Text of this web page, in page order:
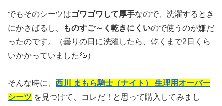
でもそのシーツはゴワゴワして厚手なので、洗濯するとき
にかさばるし、
ものすご～く乾きにくいので使うのが嫌だ
ったのです。（曇りの日に洗濯したら、乾くまで2日くら
いかかっていました💦）
そんな時に、 西川 まもら騎士（ナイト） 生理用オーバー
シーツ を見つけて、コレだ！と思って購入してみまし